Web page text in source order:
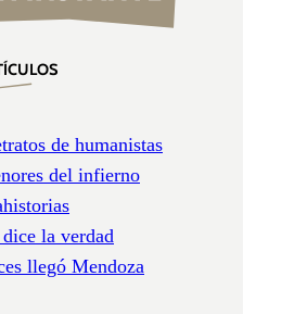
de humanistas
del infierno
la verdad
llegó Mendoza